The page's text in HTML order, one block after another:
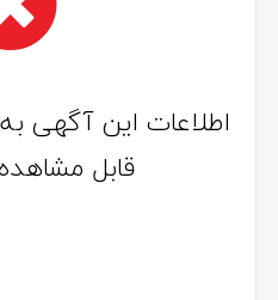
اطلاعات این
قابل